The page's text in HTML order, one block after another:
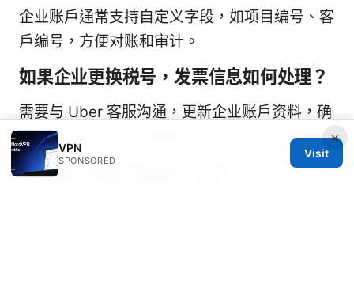
企业账户通常支持自定义字段，如项目编号、客
户编号，方便对账和审计。
如果企业更换税号，发票信息如何处理？
需要与 Uber 客服沟通，更新企业账户资料，确
保未来发票信息符合新税号。
如何确认发票已经成功导出？
×
VPN
SPONSORED
Visit